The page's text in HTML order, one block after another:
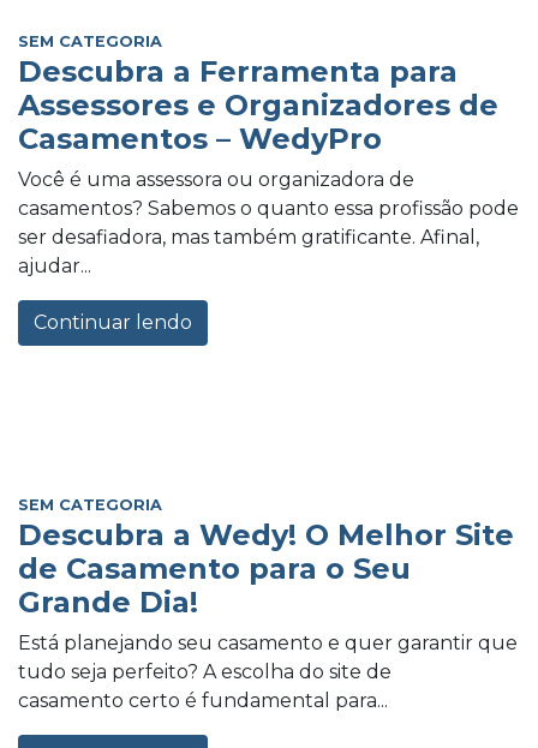
SEM CATEGORIA
Descubra a Ferramenta para
Assessores e Organizadores de
Casamentos – WedyPro
Você é uma assessora ou organizadora de
casamentos? Sabemos o quanto essa profissão pode
ser desafiadora, mas também gratificante. Afinal,
ajudar...
Continuar lendo
SEM CATEGORIA
Descubra a Wedy! O Melhor Site
de Casamento para o Seu
Grande Dia!
Está planejando seu casamento e quer garantir que
tudo seja perfeito? A escolha do site de
casamento certo é fundamental para...